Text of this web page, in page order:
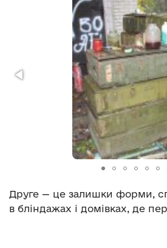
Друге — це залишки форми,
в бліндажах і домівках, де